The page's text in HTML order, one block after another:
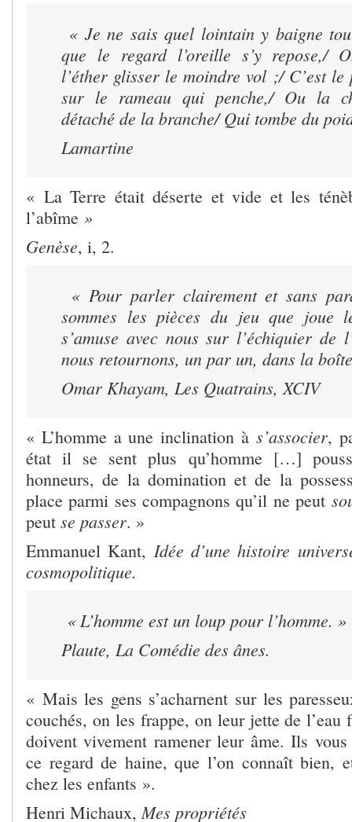
« Je ne sais quel lointain y baigne
que le regard l’oreille s’y repose,/
l’éther glisser le moindre vol ;/ C’est le
sur le rameau qui penche,/ Ou la
détaché de la branche/ Qui tombe du
Lamartine
« La Terre était déserte et vide et les
l’abîme »
Genèse, i, 2.
« Pour parler clairement et sans
sommes les pièces du jeu que
s’amuse avec nous sur l’échiquier de
nous retournons, un par un, dans la
Omar Khayam, Les Quatrains, XCIV
« L’homme a une inclination à s’associer,
état il se sent plus qu’homme […]
honneurs, de la domination et de la
place parmi ses compagnons qu’il ne peut
peut se passer. »
Emmanuel Kant, Idée d’une histoire
cosmopolitique.
« L’homme est un loup pour l’homme. »
Plaute, La Comédie des ânes.
« Mais les gens s’acharnent sur les
couchés, on les frappe, on leur jette de
doivent vivement ramener leur âme. Ils vous
ce regard de haine, que l’on connaît bien,
chez les enfants ».
Henri Michaux,Mes propriétés